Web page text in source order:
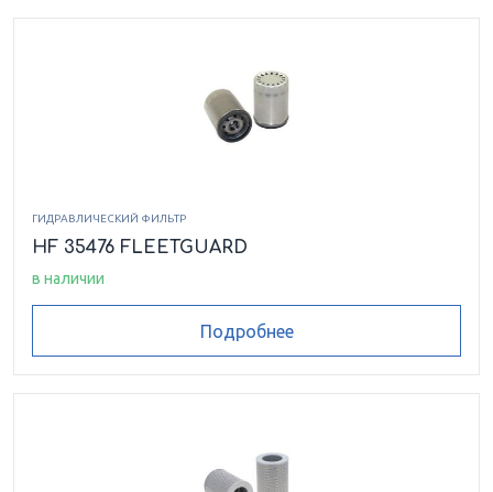
ГИДРАВЛИЧЕСКИЙ ФИЛЬТР
HF 35476 FLEETGUARD
в наличии
Подробнее